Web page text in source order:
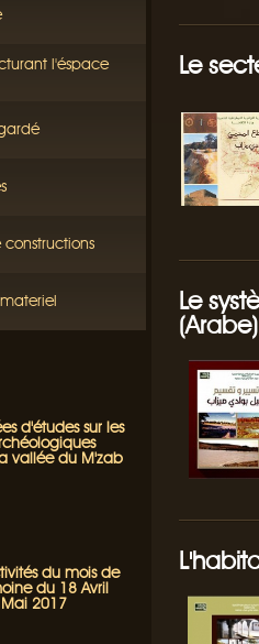
l'éspace
d'études sur les
vallée du M'zab
du mois de
du 18 Avril
2017
Le
Le
(Arabe)